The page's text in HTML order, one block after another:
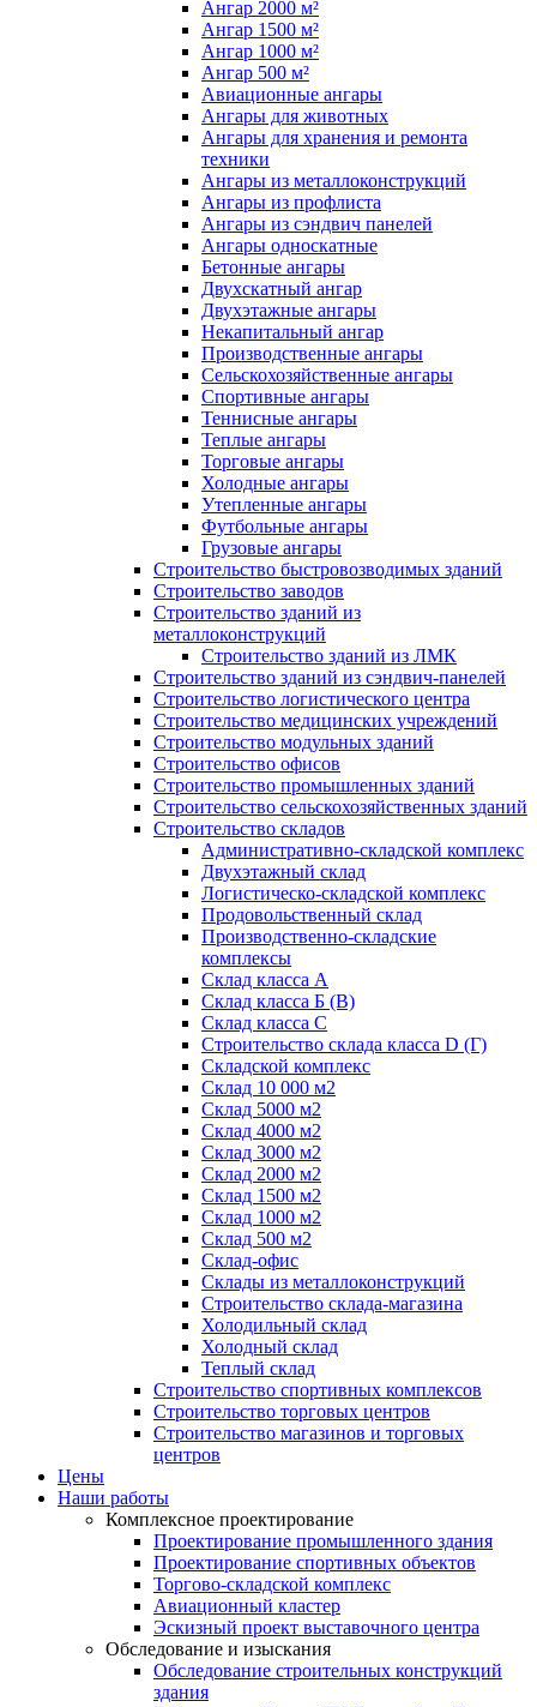
Ангар 2000 м²
Ангар 1500 м²
Ангар 1000 м²
Ангар 500 м²
Авиационные ангары
Ангары для животных
Ангары для хранения и ремонта
техники
Ангары из металлоконструкций
Ангары из профлиста
Ангары из сэндвич панелей
Ангары односкатные
Бетонные ангары
Двухскатный ангар
Двухэтажные ангары
Некапитальный ангар
Производственные ангары
Сельскохозяйственные ангары
Спортивные ангары
Теннисные ангары
Теплые ангары
Торговые ангары
Холодные ангары
Утепленные ангары
Футбольные ангары
Грузовые ангары
Строительство быстровозводимых зданий
Строительство заводов
Строительство зданий из
металлоконструкций
Строительство зданий из ЛМК
Строительство зданий из сэндвич-панелей
Строительство логистического центра
Строительство медицинских учреждений
Строительство модульных зданий
Строительство офисов
Строительство промышленных зданий
Строительство сельскохозяйственных зданий
Строительство складов
Административно-складской комплекс
Двухэтажный склад
Логистическо-складской комплекс
Продовольственный склад
Производственно-складские
комплексы
Склад класса А
Склад класса Б (B)
Склад класса С
Строительство склада класса D (Г)
Складской комплекс
Склад 10 000 м2
Склад 5000 м2
Склад 4000 м2
Склад 3000 м2
Склад 2000 м2
Склад 1500 м2
Склад 1000 м2
Склад 500 м2
Склад-офис
Склады из металлоконструкций
Строительство склада-магазина
Холодильный склад
Холодный склад
Теплый склад
Строительство спортивных комплексов
Строительство торговых центров
Строительство магазинов и торговых
центров
Цены
Наши работы
Комплексное проектирование
Проектирование промышленного здания
Проектирование спортивных объектов
Торгово-складской комплекс
Авиационный кластер
Эскизный проект выставочного центра
Обследование и изыскания
Обследование строительных конструкций
здания